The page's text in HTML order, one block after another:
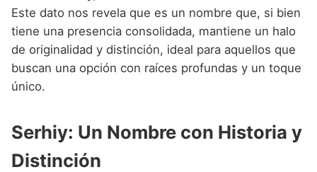
Nombres de niño que empiezan por P
Nombres de niño que empiezan por Q
Nombres de niño que empiezan por R
Nombres de Niño Valencianos
Nombres de Niño Vascos
Nombres de Niño Rumanos
Nombres de Niño Rusos
Nombres de Niño Suecos
Este dato nos revela que es un nombre que, si bien
tiene una presencia consolidada, mantiene un halo
de originalidad y distinción, ideal para aquellos que
buscan una opción con raíces profundas y un toque
único.
Serhiy: Un Nombre con Historia y
Distinción